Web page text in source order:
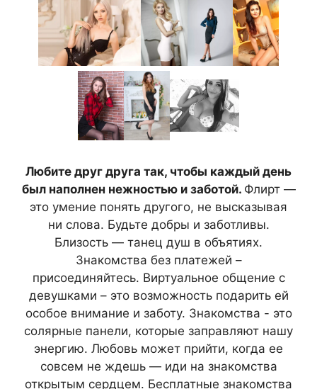
Любите друг друга так, чтобы каждый день
был наполнен нежностью и заботой. Флирт —
это умение понять другого, не высказывая
ни слова. Будьте добры и заботливы.
Близость — танец душ в объятиях.
Знакомства без платежей –
присоединяйтесь. Виртуальное общение с
девушками – это возможность подарить ей
особое внимание и заботу. Знакомства - это
солярные панели, которые заправляют нашу
энергию. Любовь может прийти, когда ее
совсем не ждешь — иди на знакомства
открытым сердцем. Бесплатные знакомства